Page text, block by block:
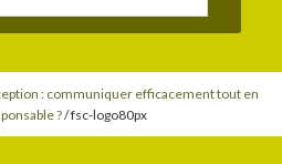
: communiquer efficacement tout en
?/fsc-logo80px